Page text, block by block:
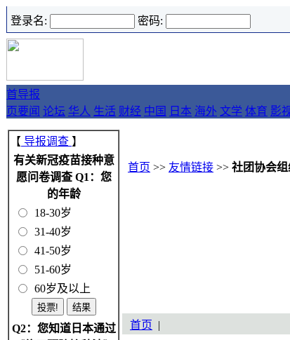
登录名: 密码:
首
页
导报
要闻 论坛 华人 生活 财经 中国 日本 海外 文学 体育 影
【 导报调查 】
有关新冠疫苗接种意
愿问卷调查 Q1：您
的年龄
18-30岁
31-40岁
41-50岁
51-60岁
60岁及以上
Q2：您知道日本通过
首页 >> 友情链接 >> 社团协会
首页 |